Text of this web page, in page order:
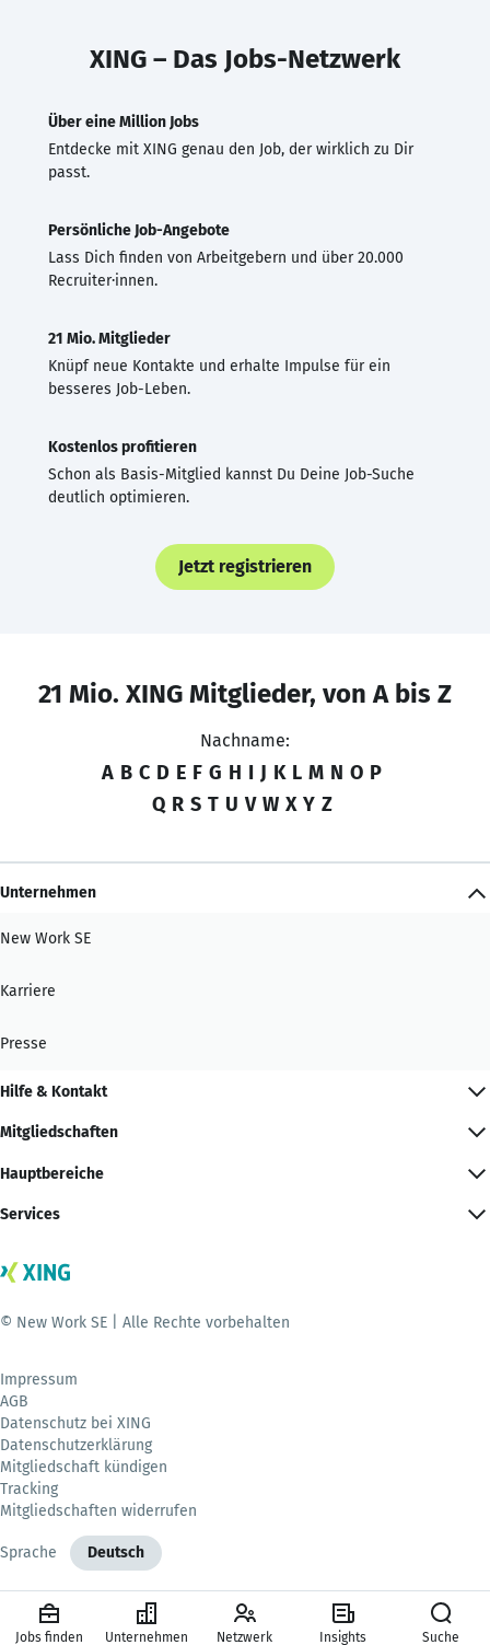
XING – Das Jobs-Netzwerk
Über eine Million Jobs
Entdecke mit XING genau den Job, der wirklich zu Dir
passt.
Persönliche Job-Angebote
Lass Dich finden von Arbeitgebern und über 20.000
Recruiter·innen.
21 Mio. Mitglieder
Knüpf neue Kontakte und erhalte Impulse für ein
besseres Job-Leben.
Kostenlos profitieren
Schon als Basis-Mitglied kannst Du Deine Job-Suche
deutlich optimieren.
Jetzt registrieren
21 Mio. XING Mitglieder, von A bis Z
Nachname:
A B C D E F G H I J K L M N O P
Q R S T U V W X Y Z
Unternehmen
New Work SE
Karriere
Presse
Hilfe & Kontakt
Mitgliedschaften
Hauptbereiche
Services
© New Work SE | Alle Rechte vorbehalten
Impressum
AGB
Datenschutz bei XING
Datenschutzerklärung
Mitgliedschaft kündigen
Tracking
Mitgliedschaften widerrufen
Sprache Deutsch
Jobs finden Unternehmen Netzwerk Insights Suche